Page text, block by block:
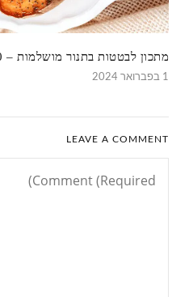
מתכון לבטטות בתנור מושלמות – 10 דקות עבודה
1 בפברואר 2024
LEAVE A COMMENT